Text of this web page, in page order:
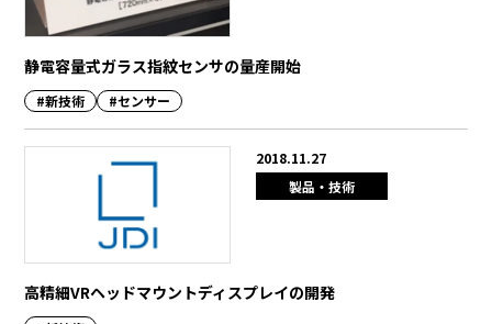
Japanese
静電容量式ガラス指紋センサの量産開始
#新技術 #センサー
2018.11.27
製品・技術
高精細VRヘッドマウントディスプレイの開発